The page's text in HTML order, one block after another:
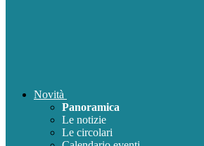
Novità
Panoramica
Le notizie
Le circolari